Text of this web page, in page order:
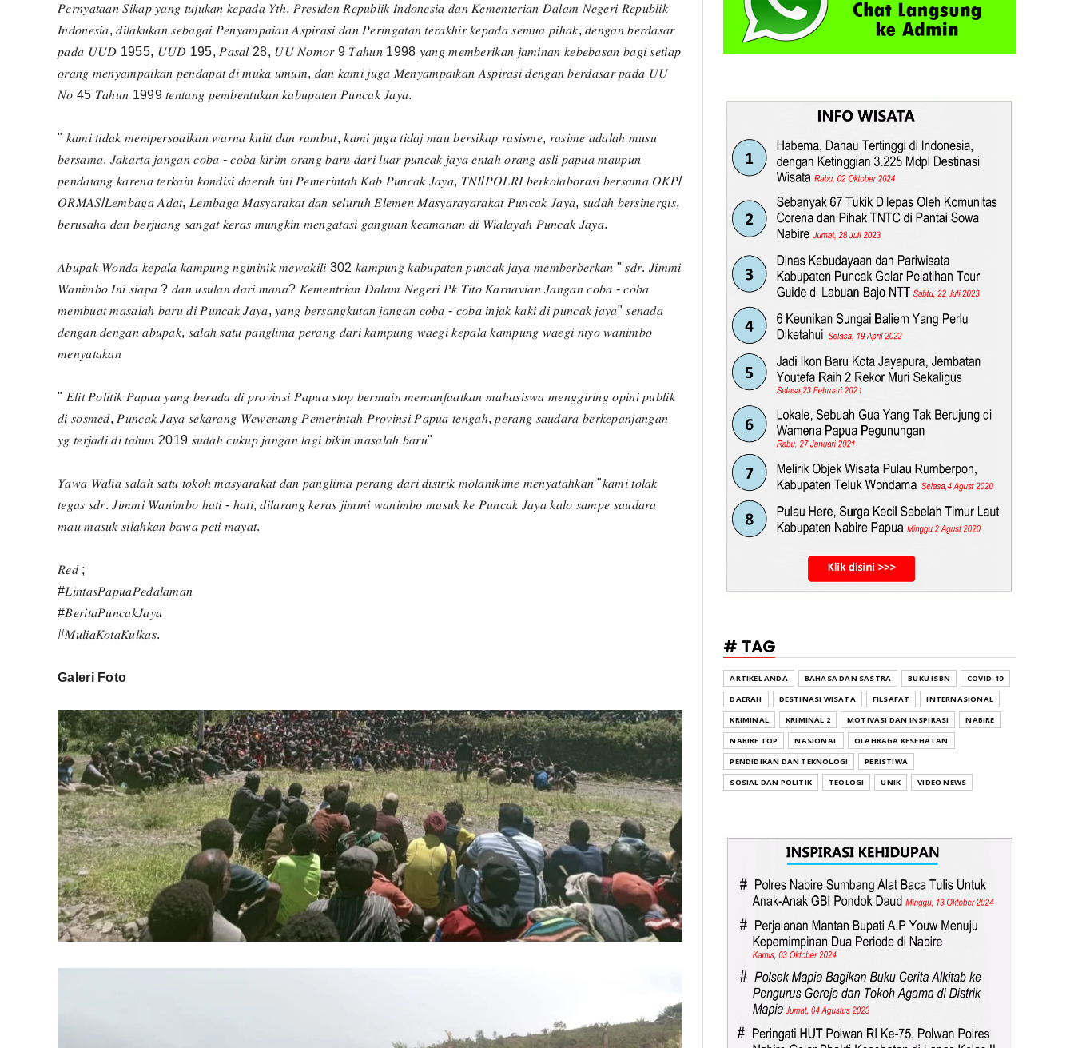
𝑃𝑒𝑟𝑛𝑦𝑎𝑡𝑎𝑎𝑛 𝑆𝑖𝑘𝑎𝑝 𝑦𝑎𝑛𝑔 𝑡𝑢𝑗𝑢𝑘𝑎𝑛 𝑘𝑒𝑝𝑎𝑑𝑎 𝑌𝑡ℎ. 𝑃𝑟𝑒𝑠𝑖𝑑𝑒𝑛 𝑅𝑒𝑝𝑢𝑏𝑙𝑖𝑘 𝐼𝑛𝑑𝑜𝑛𝑒𝑠𝑖𝑎 𝑑𝑎𝑛 𝐾𝑒𝑚𝑒𝑛𝑡𝑒𝑟𝑖𝑎𝑛 𝐷𝑎𝑙𝑎𝑚 𝑁𝑒𝑔𝑒𝑟𝑖 𝑅𝑒𝑝𝑢𝑏𝑙𝑖𝑘
𝐼𝑛𝑑𝑜𝑛𝑒𝑠𝑖𝑎, 𝑑𝑖𝑙𝑎𝑘𝑢𝑘𝑎𝑛 𝑠𝑒𝑏𝑎𝑔𝑎𝑖 𝑃𝑒𝑛𝑦𝑎𝑚𝑝𝑎𝑖𝑎𝑛 𝐴𝑠𝑝𝑖𝑟𝑎𝑠𝑖 𝑑𝑎𝑛 𝑃𝑒𝑟𝑖𝑛𝑔𝑎𝑡𝑎𝑛 𝑡𝑒𝑟𝑎𝑘ℎ𝑖𝑟 𝑘𝑒𝑝𝑎𝑑𝑎 𝑠𝑒𝑚𝑢𝑎 𝑝𝑖ℎ𝑎𝑘, 𝑑𝑒𝑛𝑔𝑎𝑛 𝑏𝑒𝑟𝑑𝑎𝑠𝑎𝑟
𝑝𝑎𝑑𝑎 𝑈𝑈𝐷 1955, 𝑈𝑈𝐷 195, 𝑃𝑎𝑠𝑎𝑙 28, 𝑈𝑈 𝑁𝑜𝑚𝑜𝑟 9 𝑇𝑎ℎ𝑢𝑛 1998 𝑦𝑎𝑛𝑔 𝑚𝑒𝑚𝑏𝑒𝑟𝑖𝑘𝑎𝑛 𝑗𝑎𝑚𝑖𝑛𝑎𝑛 𝑘𝑒𝑏𝑒𝑏𝑎𝑠𝑎𝑛 𝑏𝑎𝑔𝑖 𝑠𝑒𝑡𝑖𝑎𝑝
𝑜𝑟𝑎𝑛𝑔 𝑚𝑒𝑛𝑦𝑎𝑚𝑝𝑎𝑖𝑘𝑎𝑛 𝑝𝑒𝑛𝑑𝑎𝑝𝑎𝑡 𝑑𝑖 𝑚𝑢𝑘𝑎 𝑢𝑚𝑢𝑚, 𝑑𝑎𝑛 𝑘𝑎𝑚𝑖 𝑗𝑢𝑔𝑎 𝑀𝑒𝑛𝑦𝑎𝑚𝑝𝑎𝑖𝑘𝑎𝑛 𝐴𝑠𝑝𝑖𝑟𝑎𝑠𝑖 𝑑𝑒𝑛𝑔𝑎𝑛 𝑏𝑒𝑟𝑑𝑎𝑠𝑎𝑟 𝑝𝑎𝑑𝑎 𝑈𝑈
𝑁𝑜 45 𝑇𝑎ℎ𝑢𝑛 1999 𝑡𝑒𝑛𝑡𝑎𝑛𝑔 𝑝𝑒𝑚𝑏𝑒𝑛𝑡𝑢𝑘𝑎𝑛 𝑘𝑎𝑏𝑢𝑝𝑎𝑡𝑒𝑛 𝑃𝑢𝑛𝑐𝑎𝑘 𝐽𝑎𝑦𝑎.
" 𝑘𝑎𝑚𝑖 𝑡𝑖𝑑𝑎𝑘 𝑚𝑒𝑚𝑝𝑒𝑟𝑠𝑜𝑎𝑙𝑘𝑎𝑛 𝑤𝑎𝑟𝑛𝑎 𝑘𝑢𝑙𝑖𝑡 𝑑𝑎𝑛 𝑟𝑎𝑚𝑏𝑢𝑡, 𝑘𝑎𝑚𝑖 𝑗𝑢𝑔𝑎 𝑡𝑖𝑑𝑎𝑗 𝑚𝑎𝑢 𝑏𝑒𝑟𝑠𝑖𝑘𝑎𝑝 𝑟𝑎𝑠𝑖𝑠𝑚𝑒, 𝑟𝑎𝑠𝑖𝑚𝑒 𝑎𝑑𝑎𝑙𝑎ℎ 𝑚𝑢𝑠𝑢
𝑏𝑒𝑟𝑠𝑎𝑚𝑎, 𝐽𝑎𝑘𝑎𝑟𝑡𝑎 𝑗𝑎𝑛𝑔𝑎𝑛 𝑐𝑜𝑏𝑎 - 𝑐𝑜𝑏𝑎 𝑘𝑖𝑟𝑖𝑚 𝑜𝑟𝑎𝑛𝑔 𝑏𝑎𝑟𝑢 𝑑𝑎𝑟𝑖 𝑙𝑢𝑎𝑟 𝑝𝑢𝑛𝑐𝑎𝑘 𝑗𝑎𝑦𝑎 𝑒𝑛𝑡𝑎ℎ 𝑜𝑟𝑎𝑛𝑔 𝑎𝑠𝑙𝑖 𝑝𝑎𝑝𝑢𝑎 𝑚𝑎𝑢𝑝𝑢𝑛
𝑝𝑒𝑛𝑑𝑎𝑡𝑎𝑛𝑔 𝑘𝑎𝑟𝑒𝑛𝑎 𝑡𝑒𝑟𝑘𝑎𝑖𝑛 𝑘𝑜𝑛𝑑𝑖𝑠𝑖 𝑑𝑎𝑒𝑟𝑎ℎ 𝑖𝑛𝑖 𝑃𝑒𝑚𝑒𝑟𝑖𝑛𝑡𝑎ℎ 𝐾𝑎𝑏 𝑃𝑢𝑛𝑐𝑎𝑘 𝐽𝑎𝑦𝑎, 𝑇𝑁𝐼/𝑃𝑂𝐿𝑅𝐼 𝑏𝑒𝑟𝑘𝑜𝑙𝑎𝑏𝑜𝑟𝑎𝑠𝑖 𝑏𝑒𝑟𝑠𝑎𝑚𝑎 𝑂𝐾𝑃/
𝑂𝑅𝑀𝐴𝑆/𝐿𝑒𝑚𝑏𝑎𝑔𝑎 𝐴𝑑𝑎𝑡, 𝐿𝑒𝑚𝑏𝑎𝑔𝑎 𝑀𝑎𝑠𝑦𝑎𝑟𝑎𝑘𝑎𝑡 𝑑𝑎𝑛 𝑠𝑒𝑙𝑢𝑟𝑢ℎ 𝐸𝑙𝑒𝑚𝑒𝑛 𝑀𝑎𝑠𝑦𝑎𝑟𝑎𝑦𝑎𝑟𝑎𝑘𝑎𝑡 𝑃𝑢𝑛𝑐𝑎𝑘 𝐽𝑎𝑦𝑎, 𝑠𝑢𝑑𝑎ℎ 𝑏𝑒𝑟𝑠𝑖𝑛𝑒𝑟𝑔𝑖𝑠,
𝑏𝑒𝑟𝑢𝑠𝑎ℎ𝑎 𝑑𝑎𝑛 𝑏𝑒𝑟𝑗𝑢𝑎𝑛𝑔 𝑠𝑎𝑛𝑔𝑎𝑡 𝑘𝑒𝑟𝑎𝑠 𝑚𝑢𝑛𝑔𝑘𝑖𝑛 𝑚𝑒𝑛𝑔𝑎𝑡𝑎𝑠𝑖 𝑔𝑎𝑛𝑔𝑢𝑎𝑛 𝑘𝑒𝑎𝑚𝑎𝑛𝑎𝑛 𝑑𝑖 𝑊𝑖𝑎𝑙𝑎𝑦𝑎ℎ 𝑃𝑢𝑛𝑐𝑎𝑘 𝐽𝑎𝑦𝑎.
𝐴𝑏𝑢𝑝𝑎𝑘 𝑊𝑜𝑛𝑑𝑎 𝑘𝑒𝑝𝑎𝑙𝑎 𝑘𝑎𝑚𝑝𝑢𝑛𝑔 𝑛𝑔𝑖𝑛𝑖𝑛𝑖𝑘 𝑚𝑒𝑤𝑎𝑘𝑖𝑙𝑖 302 𝑘𝑎𝑚𝑝𝑢𝑛𝑔 𝑘𝑎𝑏𝑢𝑝𝑎𝑡𝑒𝑛 𝑝𝑢𝑛𝑐𝑎𝑘 𝑗𝑎𝑦𝑎 𝑚𝑒𝑚𝑏𝑒𝑟𝑏𝑒𝑟𝑘𝑎𝑛 " 𝑠𝑑𝑟. 𝐽𝑖𝑚𝑚𝑖
𝑊𝑎𝑛𝑖𝑚𝑏𝑜 𝐼𝑛𝑖 𝑠𝑖𝑎𝑝𝑎 ? 𝑑𝑎𝑛 𝑢𝑠𝑢𝑙𝑎𝑛 𝑑𝑎𝑟𝑖 𝑚𝑎𝑛𝑎? 𝐾𝑒𝑚𝑒𝑛𝑡𝑟𝑖𝑎𝑛 𝐷𝑎𝑙𝑎𝑚 𝑁𝑒𝑔𝑒𝑟𝑖 𝑃𝑘 𝑇𝑖𝑡𝑜 𝐾𝑎𝑟𝑛𝑎𝑣𝑖𝑎𝑛 𝐽𝑎𝑛𝑔𝑎𝑛 𝑐𝑜𝑏𝑎 - 𝑐𝑜𝑏𝑎
𝑚𝑒𝑚𝑏𝑢𝑎𝑡 𝑚𝑎𝑠𝑎𝑙𝑎ℎ 𝑏𝑎𝑟𝑢 𝑑𝑖 𝑃𝑢𝑛𝑐𝑎𝑘 𝐽𝑎𝑦𝑎, 𝑦𝑎𝑛𝑔 𝑏𝑒𝑟𝑠𝑎𝑛𝑔𝑘𝑢𝑡𝑎𝑛 𝑗𝑎𝑛𝑔𝑎𝑛 𝑐𝑜𝑏𝑎 - 𝑐𝑜𝑏𝑎 𝑖𝑛𝑗𝑎𝑘 𝑘𝑎𝑘𝑖 𝑑𝑖 𝑝𝑢𝑛𝑐𝑎𝑘 𝑗𝑎𝑦𝑎" 𝑠𝑒𝑛𝑎𝑑𝑎
𝑑𝑒𝑛𝑔𝑎𝑛 𝑑𝑒𝑛𝑔𝑎𝑛 𝑎𝑏𝑢𝑝𝑎𝑘, 𝑠𝑎𝑙𝑎ℎ 𝑠𝑎𝑡𝑢 𝑝𝑎𝑛𝑔𝑙𝑖𝑚𝑎 𝑝𝑒𝑟𝑎𝑛𝑔 𝑑𝑎𝑟𝑖 𝑘𝑎𝑚𝑝𝑢𝑛𝑔 𝑤𝑎𝑒𝑔𝑖 𝑘𝑒𝑝𝑎𝑙𝑎 𝑘𝑎𝑚𝑝𝑢𝑛𝑔 𝑤𝑎𝑒𝑔𝑖 𝑛𝑖𝑦𝑜 𝑤𝑎𝑛𝑖𝑚𝑏𝑜
𝑚𝑒𝑛𝑦𝑎𝑡𝑎𝑘𝑎𝑛
" 𝐸𝑙𝑖𝑡 𝑃𝑜𝑙𝑖𝑡𝑖𝑘 𝑃𝑎𝑝𝑢𝑎 𝑦𝑎𝑛𝑔 𝑏𝑒𝑟𝑎𝑑𝑎 𝑑𝑖 𝑝𝑟𝑜𝑣𝑖𝑛𝑠𝑖 𝑃𝑎𝑝𝑢𝑎 𝑠𝑡𝑜𝑝 𝑏𝑒𝑟𝑚𝑎𝑖𝑛 𝑚𝑒𝑚𝑎𝑛𝑓𝑎𝑎𝑡𝑘𝑎𝑛 𝑚𝑎ℎ𝑎𝑠𝑖𝑠𝑤𝑎 𝑚𝑒𝑛𝑔𝑔𝑖𝑟𝑖𝑛𝑔 𝑜𝑝𝑖𝑛𝑖 𝑝𝑢𝑏𝑙𝑖𝑘
𝑑𝑖 𝑠𝑜𝑠𝑚𝑒𝑑, 𝑃𝑢𝑛𝑐𝑎𝑘 𝐽𝑎𝑦𝑎 𝑠𝑒𝑘𝑎𝑟𝑎𝑛𝑔 𝑊𝑒𝑤𝑒𝑛𝑎𝑛𝑔 𝑃𝑒𝑚𝑒𝑟𝑖𝑛𝑡𝑎ℎ 𝑃𝑟𝑜𝑣𝑖𝑛𝑠𝑖 𝑃𝑎𝑝𝑢𝑎 𝑡𝑒𝑛𝑔𝑎ℎ, 𝑝𝑒𝑟𝑎𝑛𝑔 𝑠𝑎𝑢𝑑𝑎𝑟𝑎 𝑏𝑒𝑟𝑘𝑒𝑝𝑎𝑛𝑗𝑎𝑛𝑔𝑎𝑛
𝑦𝑔 𝑡𝑒𝑟𝑗𝑎𝑑𝑖 𝑑𝑖 𝑡𝑎ℎ𝑢𝑛 2019 𝑠𝑢𝑑𝑎ℎ 𝑐𝑢𝑘𝑢𝑝 𝑗𝑎𝑛𝑔𝑎𝑛 𝑙𝑎𝑔𝑖 𝑏𝑖𝑘𝑖𝑛 𝑚𝑎𝑠𝑎𝑙𝑎ℎ 𝑏𝑎𝑟𝑢"
𝑌𝑎𝑤𝑎 𝑊𝑎𝑙𝑖𝑎 𝑠𝑎𝑙𝑎ℎ 𝑠𝑎𝑡𝑢 𝑡𝑜𝑘𝑜ℎ 𝑚𝑎𝑠𝑦𝑎𝑟𝑎𝑘𝑎𝑡 𝑑𝑎𝑛 𝑝𝑎𝑛𝑔𝑙𝑖𝑚𝑎 𝑝𝑒𝑟𝑎𝑛𝑔 𝑑𝑎𝑟𝑖 𝑑𝑖𝑠𝑡𝑟𝑖𝑘 𝑚𝑜𝑙𝑎𝑛𝑖𝑘𝑖𝑚𝑒 𝑚𝑒𝑛𝑦𝑎𝑡𝑎ℎ𝑘𝑎𝑛 "𝑘𝑎𝑚𝑖 𝑡𝑜𝑙𝑎𝑘
𝑡𝑒𝑔𝑎𝑠 𝑠𝑑𝑟. 𝐽𝑖𝑚𝑚𝑖 𝑊𝑎𝑛𝑖𝑚𝑏𝑜 ℎ𝑎𝑡𝑖 - ℎ𝑎𝑡𝑖, 𝑑𝑖𝑙𝑎𝑟𝑎𝑛𝑔 𝑘𝑒𝑟𝑎𝑠 𝑗𝑖𝑚𝑚𝑖 𝑤𝑎𝑛𝑖𝑚𝑏𝑜 𝑚𝑎𝑠𝑢𝑘 𝑘𝑒 𝑃𝑢𝑛𝑐𝑎𝑘 𝐽𝑎𝑦𝑎 𝑘𝑎𝑙𝑜 𝑠𝑎𝑚𝑝𝑒 𝑠𝑎𝑢𝑑𝑎𝑟𝑎
𝑚𝑎𝑢 𝑚𝑎𝑠𝑢𝑘 𝑠𝑖𝑙𝑎ℎ𝑘𝑎𝑛 𝑏𝑎𝑤𝑎 𝑝𝑒𝑡𝑖 𝑚𝑎𝑦𝑎𝑡.
𝑅𝑒𝑑 ;
#𝐿𝑖𝑛𝑡𝑎𝑠𝑃𝑎𝑝𝑢𝑎𝑃𝑒𝑑𝑎𝑙𝑎𝑚𝑎𝑛
#𝐵𝑒𝑟𝑖𝑡𝑎𝑃𝑢𝑛𝑐𝑎𝑘𝐽𝑎𝑦𝑎
#𝑀𝑢𝑙𝑖𝑎𝐾𝑜𝑡𝑎𝐾𝑢𝑙𝑘𝑎𝑠.
Galeri Foto
# TAG
ARTIKEL ANDA BAHASA DAN SASTRA BUKU ISBN
COVID-19
DAERAH
DESTINASI WISATA FILSAFAT
INTERNASIONAL
KRIMINAL
KRIMINAL 2 MOTIVASI DAN INSPIRASI
NABIRE
NABIRE TOP
NASIONAL
OLAHRAGA KESEHATAN
PENDIDIKAN DAN TEKNOLOGI
PERISTIWA
SOSIAL DAN POLITIK
TEOLOGI UNIK VIDEO NEWS